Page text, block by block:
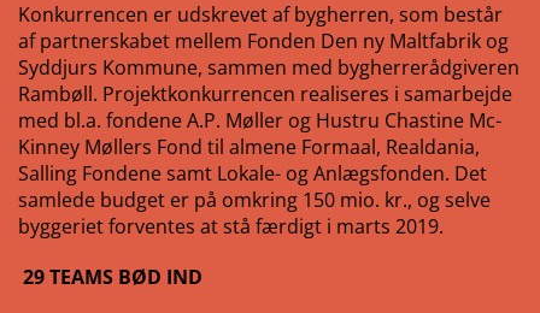
Konkurrencen er udskrevet af bygherren, som består
af partnerskabet mellem Fonden Den ny Maltfabrik og
Syddjurs Kommune, sammen med bygherrerådgiveren
Rambøll. Projektkonkurrencen realiseres i samarbejde
med bl.a. fondene A.P. Møller og Hustru Chastine Mc-
Kinney Møllers Fond til almene Formaal, Realdania,
Salling Fondene samt Lokale- og Anlægsfonden. Det
samlede budget er på omkring 150 mio. kr., og selve
byggeriet forventes at stå færdigt i marts 2019.
29 TEAMS BØD IND